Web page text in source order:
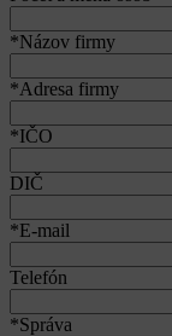
*Názov firmy
*Adresa firmy
*IČO
DIČ
*E-mail
Telefón
*Správa